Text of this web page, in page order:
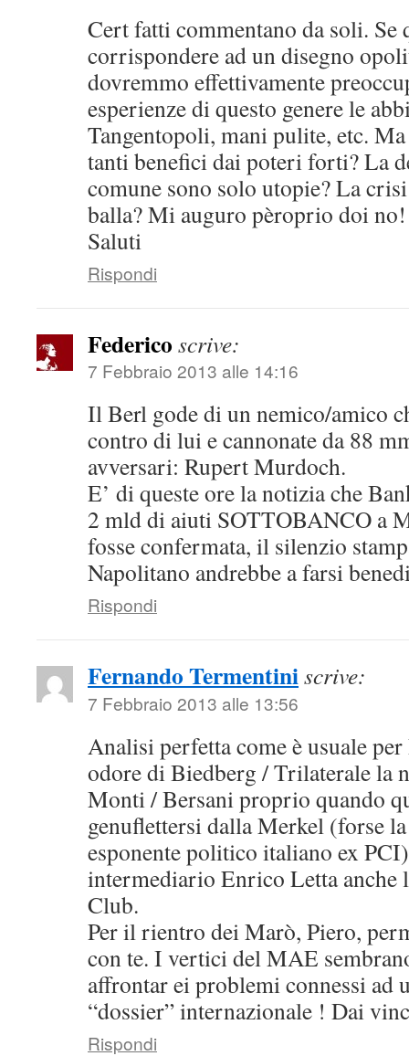
Cert fatti commentano da soli. Se
corrispondere ad un disegno
dovremmo effettivamente
esperienze di questo genere le
Tangentopoli, mani pulite, etc.
tanti benefici dai poteri forti? La
comune sono solo utopie? La
balla? Mi auguro pèroprio doi no!
Saluti
Rispondi
Federico scrive:
7 Febbraio 2013 alle 14:16
Il Berl gode di un nemico/amico
contro di lui e cannonate da 88
avversari: Rupert Murdoch.
E’ di queste ore la notizia che
2 mld di aiuti SOTTOBANCO a
fosse confermata, il silenzio
Napolitano andrebbe a farsi
Rispondi
Fernando Termentiniscrive:
7 Febbraio 2013 alle 13:56
Analisi perfetta come è usuale
odore di Biedberg / Trilaterale la
Monti / Bersani proprio quando
genuflettersi dalla Merkel (forse
esponente politico italiano ex
intermediario Enrico Letta
Club.
Per il rientro dei Marò, Piero,
con te. I vertici del MAE
affrontar ei problemi connessi ad
“dossier” internazionale ! Dai
Rispondi